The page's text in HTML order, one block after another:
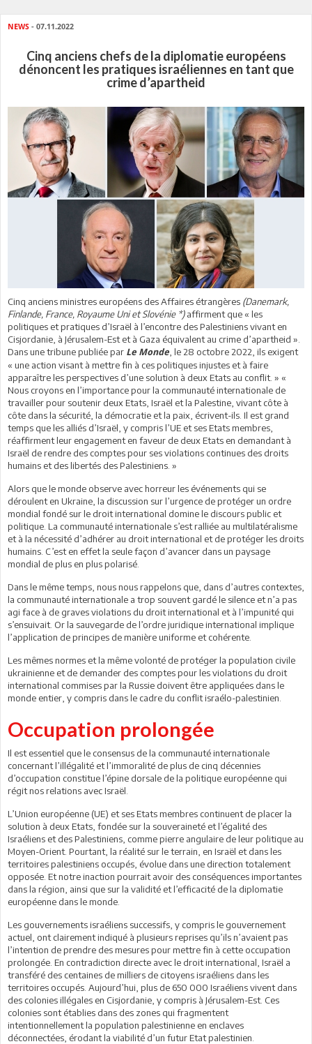
NEWS - 07.11.2022
Cinq anciens chefs de la diplomatie européens
dénoncent les pratiques israéliennes en tant que
crime d’apartheid
Cinq anciens ministres européens des Affaires étrangères (Danemark,
Finlande, France, Royaume Uni et Slovénie *)affirment que « les
politiques et pratiques d’Israël à l’encontre des Palestiniens vivant en
Cisjordanie, à Jérusalem-Est et à Gaza équivalent au crime d’apartheid ».
Dans une tribune publiée par Le Monde , le 28 octobre 2022, ils exigent
« une action visant à mettre fin à ces politiques injustes et à faire
apparaître les perspectives d’une solution à deux Etats au conflit. » «
Nous croyons en l’importance pour la communauté internationale de
travailler pour soutenir deux Etats, Israël et la Palestine, vivant côte à
côte dans la sécurité, la démocratie et la paix, écrivent-ils. Il est grand
temps que les alliés d’Israël, y compris l’UE et ses Etats membres,
réaffirment leur engagement en faveur de deux Etats en demandant à
Israël de rendre des comptes pour ses violations continues des droits
humains et des libertés des Palestiniens. »
Alors que le monde observe avec horreur les événements qui se
déroulent en Ukraine, la discussion sur l’urgence de protéger un ordre
mondial fondé sur le droit international domine le discours public et
politique. La communauté internationale s’est ralliée au multilatéralisme
et à la nécessité d’adhérer au droit international et de protéger les droits
humains. C’est en effet la seule façon d’avancer dans un paysage
mondial de plus en plus polarisé.
Dans le même temps, nous nous rappelons que, dans d’autres contextes,
la communauté internationale a trop souvent gardé le silence et n’a pas
agi face à de graves violations du droit international et à l’impunité qui
s’ensuivait. Or la sauvegarde de l’ordre juridique international implique
l’application de principes de manière uniforme et cohérente.
Les mêmes normes et la même volonté de protéger la population civile
ukrainienne et de demander des comptes pour les violations du droit
international commises par la Russie doivent être appliquées dans le
monde entier, y compris dans le cadre du conflit israélo-palestinien.
Occupation prolongée
Il est essentiel que le consensus de la communauté internationale
concernant l’illégalité et l’immoralité de plus de cinq décennies
d’occupation constitue l’épine dorsale de la politique européenne qui
régit nos relations avec Israël.
L’Union européenne (UE) et ses Etats membres continuent de placer la
solution à deux Etats, fondée sur la souveraineté et l’égalité des
Israéliens et des Palestiniens, comme pierre angulaire de leur politique au
Moyen-Orient. Pourtant, la réalité sur le terrain, en Israël et dans les
territoires palestiniens occupés, évolue dans une direction totalement
opposée. Et notre inaction pourrait avoir des conséquences importantes
dans la région, ainsi que sur la validité et l’efficacité de la diplomatie
européenne dans le monde.
Les gouvernements israéliens successifs, y compris le gouvernement
actuel, ont clairement indiqué à plusieurs reprises qu’ils n’avaient pas
l’intention de prendre des mesures pour mettre fin à cette occupation
prolongée. En contradiction directe avec le droit international, Israël a
transféré des centaines de milliers de citoyens israéliens dans les
territoires occupés. Aujourd’hui, plus de 650 000 Israéliens vivent dans
des colonies illégales en Cisjordanie, y compris à Jérusalem-Est. Ces
colonies sont établies dans des zones qui fragmentent
intentionnellement la population palestinienne en enclaves
déconnectées, érodant la viabilité d’un futur Etat palestinien.